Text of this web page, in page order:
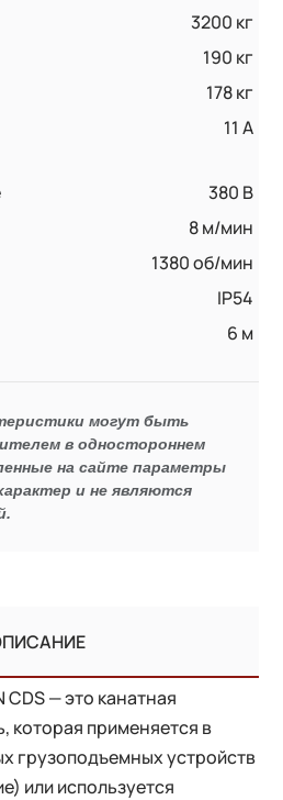
3200 кг
190 кг
178 кг
11 А
380 В
8 м/мин
1380 об/мин
IP54
6 м
могут быть
в одностороннем
на сайте параметры
и не являются
CDS — это канатная
которая применяется в
грузоподъемных устройств
или используется